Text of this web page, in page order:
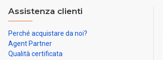
Assistenza clienti
Perché acquistare da noi?
Agent Partner
Qualità certificata